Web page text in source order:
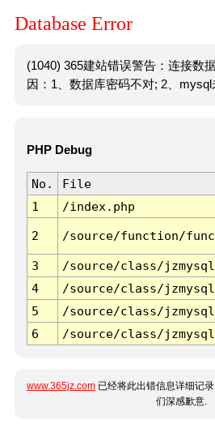
Database Error
(1040) 365建站错误警告：连接数
因：1、数据库密码不对; 2、mysql
PHP Debug
No. File
1
/index.php
2 /source/function/
3 /source/class/
4
/source/class/
5
/source/class/
6
/source/class/
www.365jz.com 已经将此出错信息详细记
们深感歉意.